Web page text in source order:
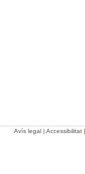
Avís legal| Accessibilitat